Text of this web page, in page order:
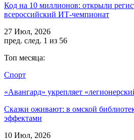
Код на 10 миллионов: открыли
всероссийский ИТ-чемпионат
27 Июл, 2026
пред. след. 1 из 56
Топ месяца:
Спорт
«Авангард» укрепляет
Сказки оживают: в омской
эффектами
10 Июл, 2026